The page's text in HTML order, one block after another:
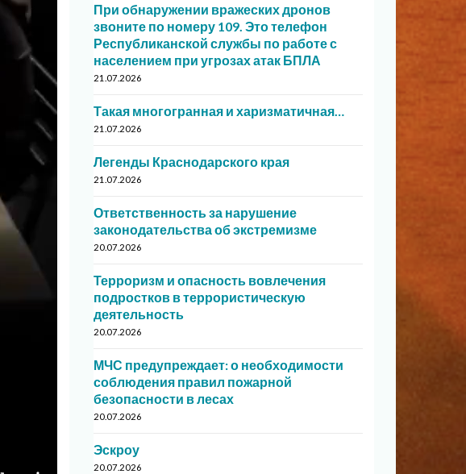
При обнаружении вражеских дронов
звоните по номеру 109. Это телефон
Республиканской службы по работе с
населением при угрозах атак БПЛА
21.07.2026
Такая многогранная и харизматичная…
21.07.2026
Легенды Краснодарского края
21.07.2026
Ответственность за нарушение
законодательства об экстремизме
20.07.2026
Терроризм и опасность вовлечения
подростков в террористическую
деятельность
20.07.2026
МЧС предупреждает: о необходимости
соблюдения правил пожарной
безопасности в лесах
20.07.2026
Эскроу
20.07.2026